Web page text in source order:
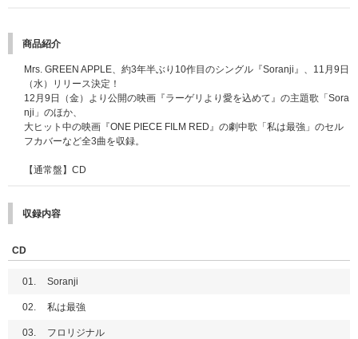
商品紹介
Mrs. GREEN APPLE、約3年半ぶり10作目のシングル『Soranji』、11月9日
（水）リリース決定！
12月9日（金）より公開の映画『ラーゲリより愛を込めて』の主題歌「Sora
nji」のほか、
大ヒット中の映画『ONE PIECE FILM RED』の劇中歌「私は最強」のセル
フカバーなど全3曲を収録。
【通常盤】CD
収録内容
CD
01. Soranji
02. 私は最強
03. フロリジナル